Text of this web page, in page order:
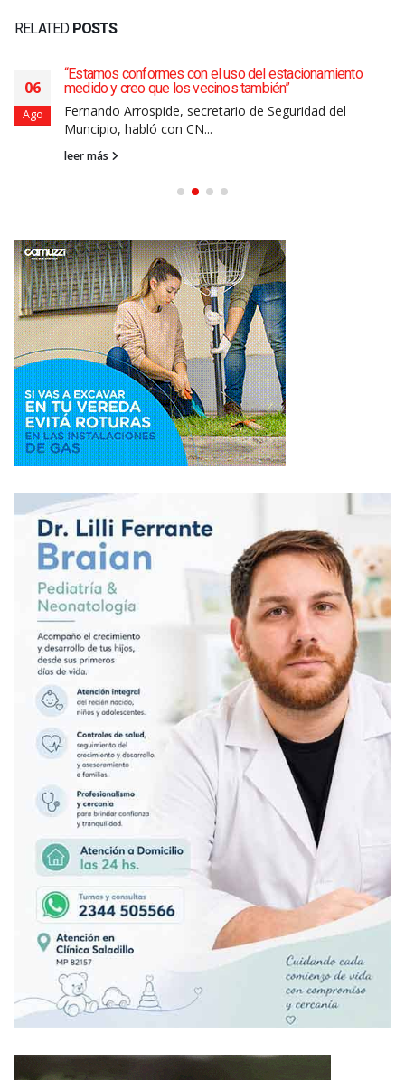
RELATED POSTS
06
Ago
“Estamos conformes con el uso del estacionamiento
medido y creo que los vecinos también”
Fernando Arrospide, secretario de Seguridad del
Muncipio, habló con CN...
leer más